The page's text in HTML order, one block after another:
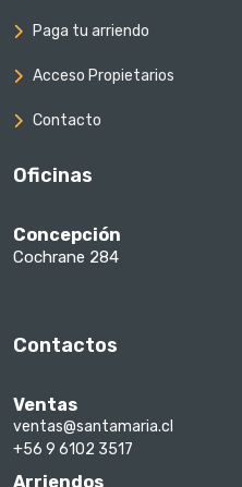
Paga tu arriendo
Acceso Propietarios
Contacto
Oficinas
Concepción
Cochrane 284
Contactos
Ventas
ventas@santamaria.cl
+56 9 6102 3517
Arriendos